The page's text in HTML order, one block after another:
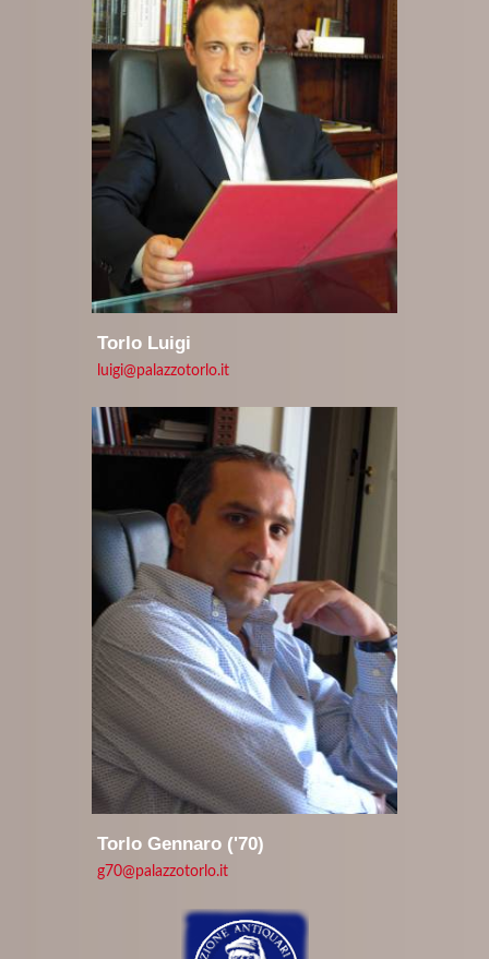
Torlo Luigi
luigi@palazzotorlo.it
Torlo Gennaro ('70)
g70@palazzotorlo.it